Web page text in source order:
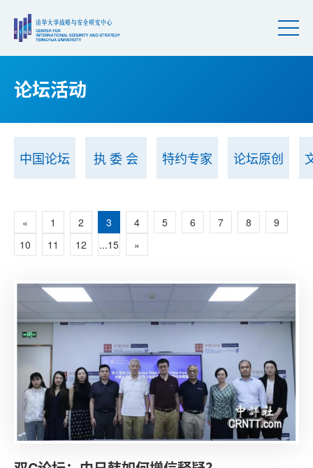
论坛活动
中国论坛 执 委 会 特约专家 论坛原创
« 1 2 3 4 5 6 7 8
9
10
11 12 ...15 »